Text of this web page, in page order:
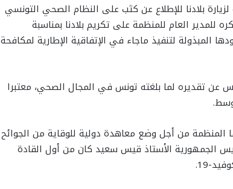
لزيارة بلادنا للإطلاع عن كثب على النظام الصحي التونسي
للمدير العام للمنظمة على تكريم بلادنا بمناسبة
تقديرا لجهودها المبذولة لتنفيذ ماجاء في الإتفاقية الإطارية لمكافحة
عن تقديره لما بلغته تونس في المجال الصحي، معتبرا
المنظمة من أجل وضع معاهدة دولية للوقاية من الجوائح
الجمهورية الأستاذ قيس سعيد كان من أول القادة
19.